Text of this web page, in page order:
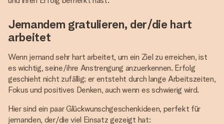
Jemandem gratulieren, der/die hart
arbeitet
Wenn jemand sehr hart arbeitet, um ein Ziel zu erreichen, ist
es wichtig, seine/ihre Anstrengung anzuerkennen. Erfolg
geschieht nicht zufällig; er entsteht durch lange Arbeitszeiten,
Fokus und positives Denken, auch wenn es schwierig wird.
Hier sind ein paar Glückwunschgeschenkideen, perfekt für
jemanden, der/die viel Einsatz gezeigt hat: